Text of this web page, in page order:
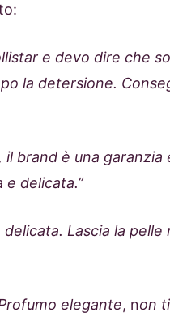
e devo dire che
la detersione.
, il brand è una
delicata.”
Lascia la
elegante, non